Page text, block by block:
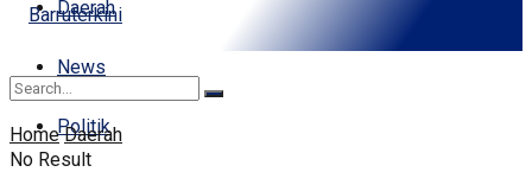
Daerah
News
Politik
No Result
Home Daerah